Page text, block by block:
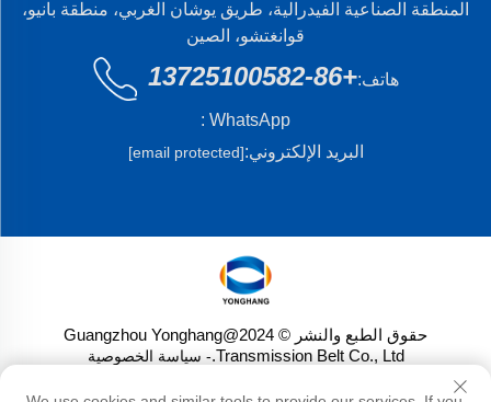
المنطقة الصناعية الفيدرالية، طريق يوشان الغربي، منطقة بانيو،
قوانغتشو، الصين
هاتف:+86-13725100582
WhatsApp :
البريد الإلكتروني:[email protected]
حقوق الطبع والنشر © 2024@Guangzhou Yonghang
Transmission Belt Co., Ltd. - سياسة الخصوصية